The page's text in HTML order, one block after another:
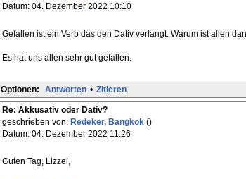
Datum: 04. Dezember 2022 10:10
Gefallen ist ein Verb das den Dativ verlangt. Warum ist allen
Es hat uns allen sehr gut gefallen.
Optionen: Antworten • Zitieren
Re: Akkusativ oder Dativ?
geschrieben von: Redeker, Bangkok ()
Datum: 04. Dezember 2022 11:26
Guten Tag, Lizzel,